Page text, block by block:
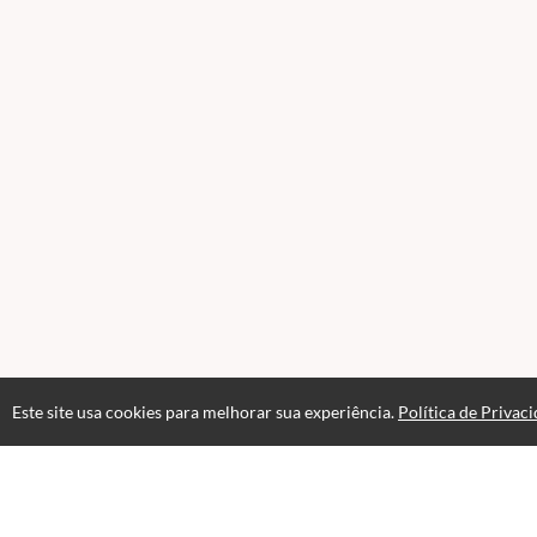
Este site usa cookies para melhorar sua experiência. Política de